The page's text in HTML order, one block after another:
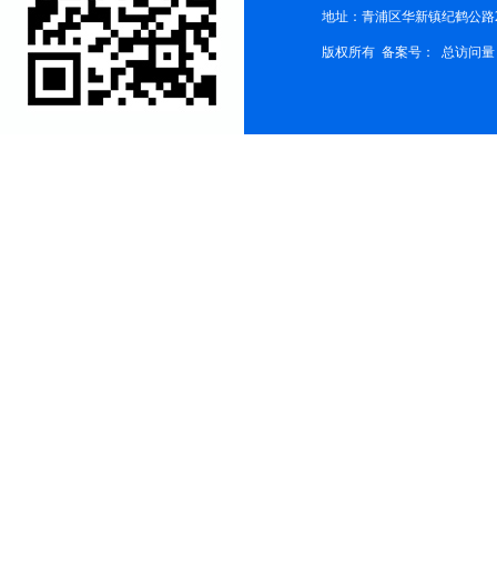
地址：青浦区华新镇纪鹤公路
版权所有 备案号： 总访问